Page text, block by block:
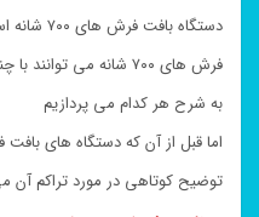
دستگاه بافت فرش های ۷۰۰ شانه است
فرش های ۷۰۰ شانه می
به شرح هر کدام می پردازیم
توضیح کوتاهی در مورد تراکم آن